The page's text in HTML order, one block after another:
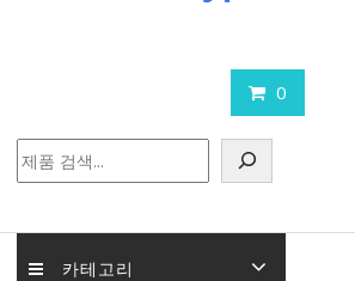
0
색
카테고리